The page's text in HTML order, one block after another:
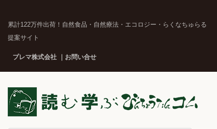
累計122万件出荷！自然食品・自然療法・エコロジー・らくなちゅらる
提案サイト
プレマ株式会社 お問い合せ